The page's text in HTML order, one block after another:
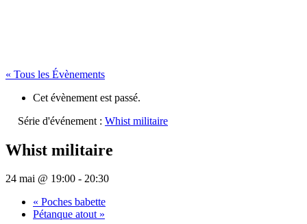
« Tous les Évènements
Cet évènement est passé.
Série d'événement : Whist militaire
Whist militaire
24 mai @ 19:00 - 20:30
« Poches babette
Pétanque atout »